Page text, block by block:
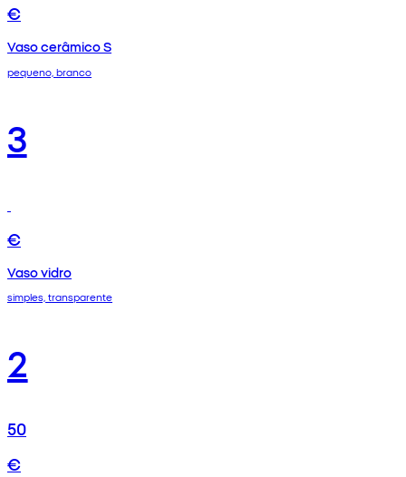
€
Vaso cerâmico S
pequeno, branco
3
€
Vaso vidro
simples, transparente
2
50
€